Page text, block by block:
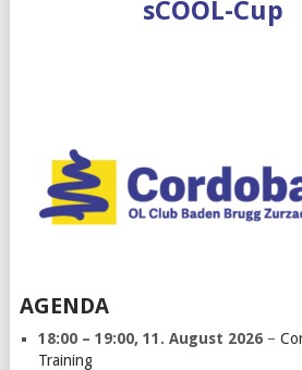
sCOOL-Cup
AGENDA
18:00 – 19:00, 11. August 2026–
Training